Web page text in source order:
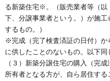
る新築住宅※。（販売業者等（以
下、分譲事業者という。）が施工
するもの。）
※完成（完了検査済証の日付）か
に供したことのないもの。以下同
（３）新築分譲住宅の購入（完成
所有者となる方が、自ら居住す